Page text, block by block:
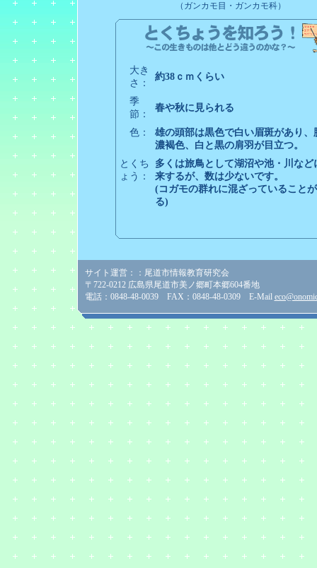
（ガンカモ目・ガンカモ科）
大き
さ：
約38ｃｍくらい
季
節：
春や秋に見られる
色：
雄の頭部は黒色で白い眉斑があり、
濃褐色、白と黒の肩羽が目立つ。
とくち
ょう：
多くは旅鳥として湖沼や池・川など
来するが、数は少ないです。
(コガモの群れに混ざっていること
る)
サイト運営：：尾道市情報教育研究会
〒722-0212 広島県尾道市美ノ郷町本郷604番地
電話：0848-48-0039 FAX：0848-48-0309 E-Mail